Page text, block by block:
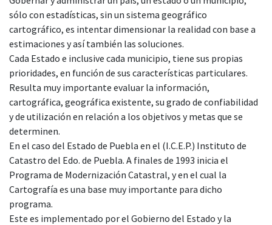
sólo con estadísticas, sin un sistema geográfico
cartográfico, es intentar dimensionar la realidad con base a
estimaciones y así también las soluciones.
Cada Estado e inclusive cada municipio, tiene sus propias
prioridades, en función de sus características particulares.
Resulta muy importante evaluar la información,
cartográfica, geográfica existente, su grado de confiabilidad
y de utilización en relación a los objetivos y metas que se
determinen.
En el caso del Estado de Puebla en el (I.C.E.P.) Instituto de
Catastro del Edo. de Puebla. A finales de 1993 inicia el
Programa de Modernización Catastral, y en el cual la
Cartografía es una base muy importante para dicho
programa.
Este es implementado por el Gobierno del Estado y la